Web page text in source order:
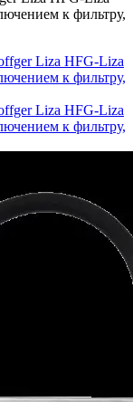
к фильтру,